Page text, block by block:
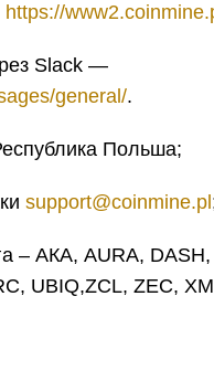
https://
Slack —
general/.
Польша;
support@coinmine.pl
– АКА, AURA,
UBIQ,ZСL, ZЕС,